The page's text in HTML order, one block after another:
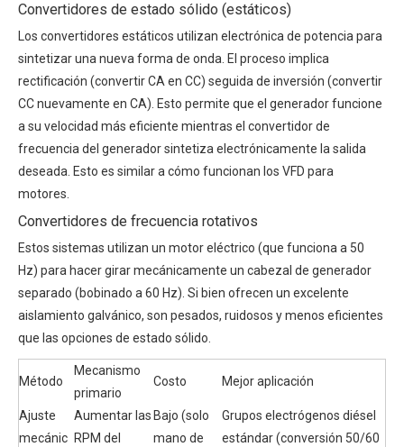
Convertidores de estado sólido (estáticos)
Los convertidores estáticos utilizan electrónica de potencia para
sintetizar una nueva forma de onda. El proceso implica
rectificación (convertir CA en CC) seguida de inversión (convertir
CC nuevamente en CA). Esto permite que el generador funcione
a su velocidad más eficiente mientras el convertidor de
frecuencia del generadorsintetiza electrónicamente la salida
deseada. Esto es similar a cómo funcionan los VFD para
motores.
Convertidores de frecuencia rotativos
Estos sistemas utilizan un motor eléctrico (que funciona a 50
Hz) para hacer girar mecánicamente un cabezal de generador
separado (bobinado a 60 Hz). Si bien ofrecen un excelente
aislamiento galvánico, son pesados, ruidosos y menos eficientes
que las opciones de estado sólido.
Método
Mecanismo
primario
Costo Mejor aplicación
Ajuste
mecánic
Aumentar las
RPM del
Bajo (solo
mano de
Grupos electrógenos diésel
estándar (conversión 50/60